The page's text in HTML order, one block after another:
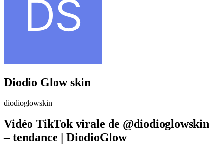
Diodio Glow skin
diodioglowskin
Vidéo TikTok virale de @diodioglowskin
– tendance | DiodioGlow